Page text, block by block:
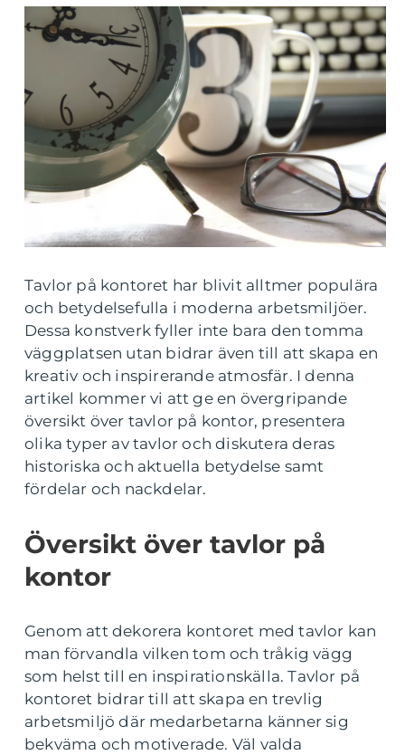
Tavlor på kontoret har blivit alltmer populära
och betydelsefulla i moderna arbetsmiljöer.
Dessa konstverk fyller inte bara den tomma
väggplatsen utan bidrar även till att skapa en
kreativ och inspirerande atmosfär. I denna
artikel kommer vi att ge en övergripande
översikt över tavlor på kontor, presentera
olika typer av tavlor och diskutera deras
historiska och aktuella betydelse samt
fördelar och nackdelar.
Översikt över tavlor på
kontor
Genom att dekorera kontoret med tavlor kan
man förvandla vilken tom och tråkig vägg
som helst till en inspirationskälla. Tavlor på
kontoret bidrar till att skapa en trevlig
arbetsmiljö där medarbetarna känner sig
bekväma och motiverade. Väl valda